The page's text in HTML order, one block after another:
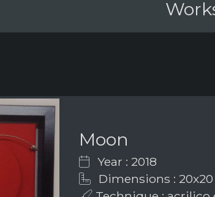
Moon
Year : 2018
Dimensions : 20x20